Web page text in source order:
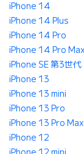
iPhone 14
iPhone 14 Plus
iPhone 14 Pro
iPhone 14 Pro Max
iPhone SE 第3世代
iPhone 13
iPhone 13 mini
iPhone 13 Pro
iPhone 13 Pro Max
iPhone 12